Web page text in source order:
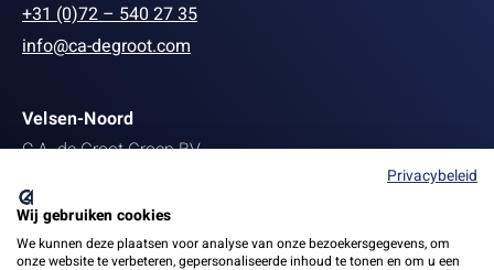
+31 (0)72 – 540 27 35
info@ca-degroot.com
Velsen-Noord
C.A. de Groot Groep BV
1951 MB Velsen-Noord
+31 (0)251 27 22 13
Privacybeleid
Wij gebruiken cookies
We kunnen deze plaatsen voor analyse van onze bezoekersgegevens, om
onze website te verbeteren, gepersonaliseerde inhoud te tonen en om u een